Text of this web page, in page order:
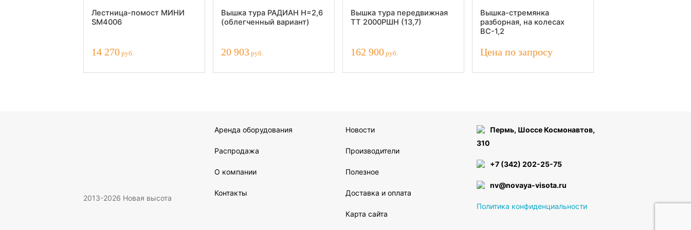
Лестница-помост МИНИ
SM4006
14 270 руб.
Вышка тура РАДИАН H=2,6
(облегченный вариант)
20 903 руб.
Вышка тура передвижная
ТТ 2000РШН (13,7)
162 900 руб.
Вышка-стремянка
разборная, на колесах
ВС-1,2
Цена по запросу
2013-2026 Новая высота
Аренда оборудования
Распродажа
О компании
Контакты
Новости
Производители
Полезное
Доставка и оплата
Карта сайта
Пермь, Шоссе Космонавтов,
310
+7 (342) 202-25-75
nv@novaya-visota.ru
Политика конфиденциальности